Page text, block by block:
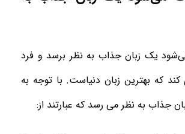
یک زبان جذاب به نظر برسد و فرد
کند که بهترین زبان دنیاست. با توجه به
جذاب به نظر می رسد که عبارتند از: